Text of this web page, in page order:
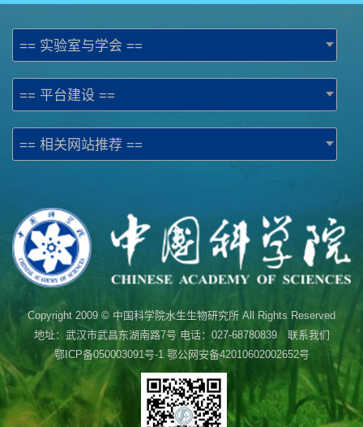
== 实验室与学会 ==
== 平台建设 ==
== 相关网站推荐 ==
Copyright 2009 © 中国科学院水生生物研究所 All Rights Reserved
地址：武汉市武昌东湖南路7号 电话：027-68780839 联系我们
鄂ICP备050003091号-1鄂公网安备42010602002652号